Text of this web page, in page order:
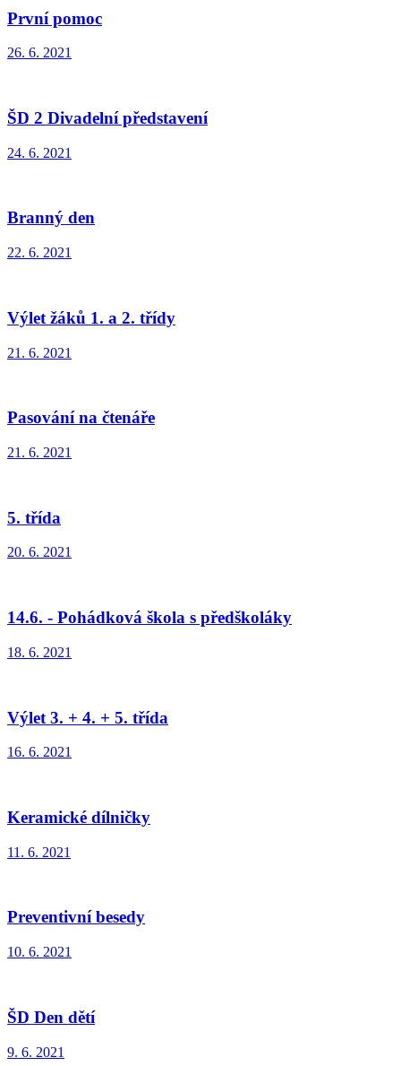
První pomoc
26. 6. 2021
ŠD 2 Divadelní představení
24. 6. 2021
Branný den
22. 6. 2021
Výlet žáků 1. a 2. třídy
21. 6. 2021
Pasování na čtenáře
21. 6. 2021
5. třída
20. 6. 2021
14.6. - Pohádková škola s předškoláky
18. 6. 2021
Výlet 3. + 4. + 5. třída
16. 6. 2021
Keramické dílničky
11. 6. 2021
Preventivní besedy
10. 6. 2021
ŠD Den dětí
9. 6. 2021